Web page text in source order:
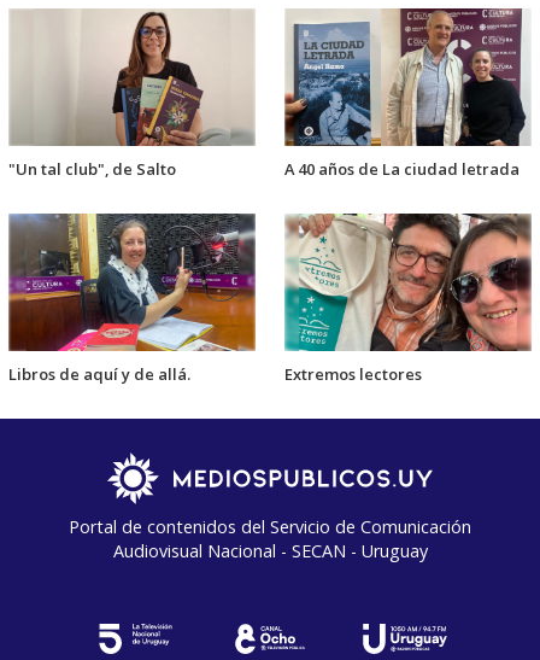
"Un tal club", de Salto A 40 años de La ciudad letrada
Libros de aquí y de allá. Extremos lectores
Portal de contenidos del Servicio de Comunicación
Audiovisual Nacional - SECAN - Uruguay